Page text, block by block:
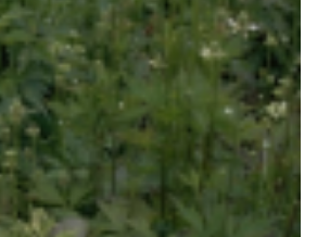
Anemoon
Anemone cylindrica